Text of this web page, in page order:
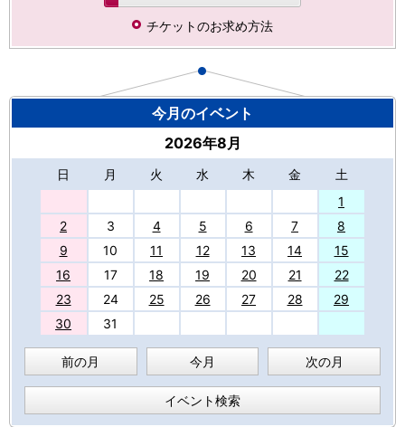
チケットのお求め方法
今月のイベント
2026年8月
日 月 火 水 木 金
土
1
2
3 4 5 6 7
8
9
10 11 12 13 14
15
16
17 18 19 20 21
22
23
24 25 26 27 28
29
30
31
前の月 今月 次の月
イベント検索